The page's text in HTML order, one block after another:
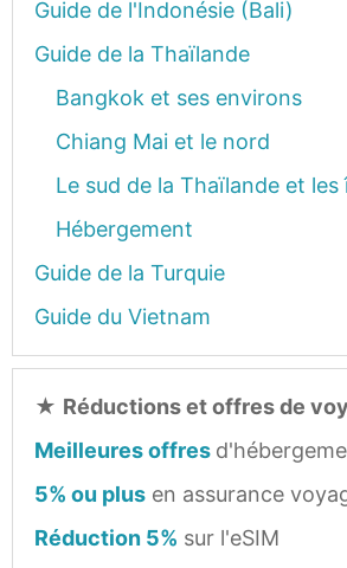
Guide de l'Indonésie (Bali)
Guide de la Thaïlande
Bangkok et ses environs
Chiang Mai et le nord
Le sud de la Thaïlande et les
Hébergement
Guide de la Turquie
Guide du Vietnam
★ Réductions et offres de
Meilleures offres
5% ou plus en assurance
Réduction 5% sur l'eSIM